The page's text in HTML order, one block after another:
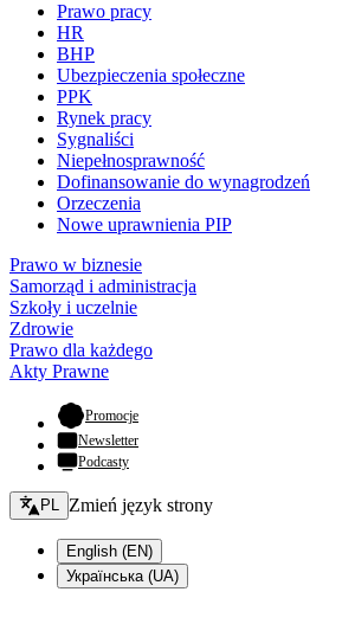
Prawo pracy
HR
BHP
Ubezpieczenia społeczne
PPK
Rynek pracy
Sygnaliści
Niepełnosprawność
Dofinansowanie do wynagrodzeń
Orzeczenia
Nowe uprawnienia PIP
Prawo w biznesie
Samorząd i administracja
Szkoły i uczelnie
Zdrowie
Prawo dla każdego
Akty Prawne
Promocje- otwiera się w nowej karcie
Newsletter
Podcasty
Zmień język - bieżący:
PL Zmień język strony
English (EN)
Українська (UA)